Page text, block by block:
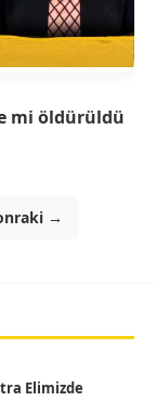
mi öldürüldü
→
Elimizde